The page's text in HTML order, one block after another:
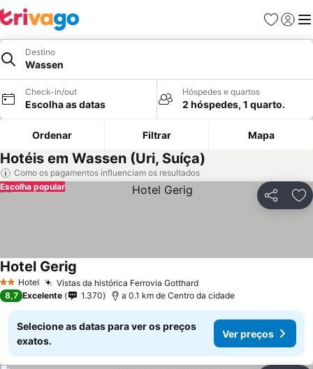
Favoritos
Iniciar
Destino
Wassen
Check-in/out
Escolha as datas
Hóspedes e quartos
2 hóspedes, 1 quarto.
Ordenar Filtrar Mapa
Hotéis em Wassen (Uri, Suíça)
Como os pagamentos influenciam os resultados
Partilhar
Escolha popular
2 Estrelas
Hotel Vistas da histórica Ferrovia Gotthard
Hotel Gerig
8,7 Excelente 1.370 a 0.1 km de Centro da cidade
Selecione as datas para ver os preços
exatos.
Ver preços